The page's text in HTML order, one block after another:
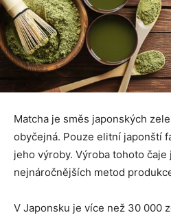
Matcha je směs japonských
obyčejná. Pouze elitní japonští
jeho výroby. Výroba tohoto čaje
nejnáročnějších metod
V Japonsku je více než 30 000